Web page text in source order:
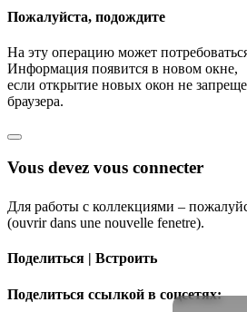
Пожалуйста, подождите
На эту операцию может
Информация появится в новом окне,
если открытие новых окон не
браузера.
Vous devez vous connecter
Для работы с коллекциями –
(ouvrir dans une nouvelle fenetre).
Поделиться | Встроить
Поделиться ссылкой в соцсетях: